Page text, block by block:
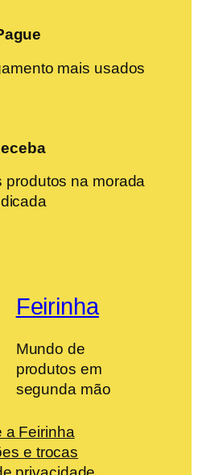
mais usados
produtos na morada
Feirinha
Mundo de
produtos em
segunda mão
a Feirinha
e trocas